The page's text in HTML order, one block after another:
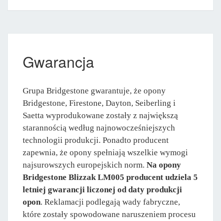
Gwarancja
Grupa Bridgestone gwarantuje, że opony
Bridgestone, Firestone, Dayton, Seiberling i
Saetta wyprodukowane zostały z największą
starannością według najnowocześniejszych
technologii produkcji. Ponadto producent
zapewnia, że opony spełniają wszelkie wymogi
najsurowszych europejskich norm. Na opony
Bridgestone Blizzak LM005 producent udziela 5
letniej gwarancji liczonej od daty produkcji
opon. Reklamacji podlegają wady fabryczne,
które zostały spowodowane naruszeniem procesu